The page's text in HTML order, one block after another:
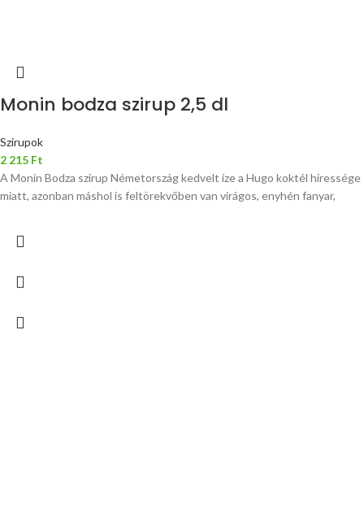
Monin bodza szirup 2,5 dl
Szirupok
2 215 Ft
A Monin Bodza szirup Németország kedvelt íze a Hugo koktél híressége
miatt, azonban máshol is feltörekvőben van virágos, enyhén fanyar,